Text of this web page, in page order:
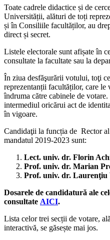
Toate cadrele didactice și de
Universității, alături de toți
și în Consiliile facultăților, au
direct și secret.
Listele electorale sunt afișate în
consultate la facultate sau la
În ziua desfăşurării votului, toţi
reprezentanții facultăților, care
îndruma către cabinele de
intermediul oricărui act de
în vigoare.
Candidaţii la funcția de Rector
mandatul 2019-2023 sunt:
Lect. univ. dr. Florin
Prof. univ. dr. Marian
Prof. univ. dr. Laurenţiu
Dosarele de candidatură ale
consultate AICI.
Lista celor trei secții de votare,
interactivă, se găsește mai jos.